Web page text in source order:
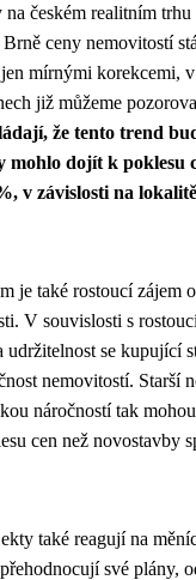
českém realitním trhu
ceny nemovitostí
mírnými korekcemi, v
již můžeme
že tento trend
mohlo dojít k poklesu
v závislosti na
je také rostoucí zájem
V souvislosti s
udržitelnost se kupující
nemovitostí. Starší
náročností tak
cen než novostavby
také reagují na
své plány,